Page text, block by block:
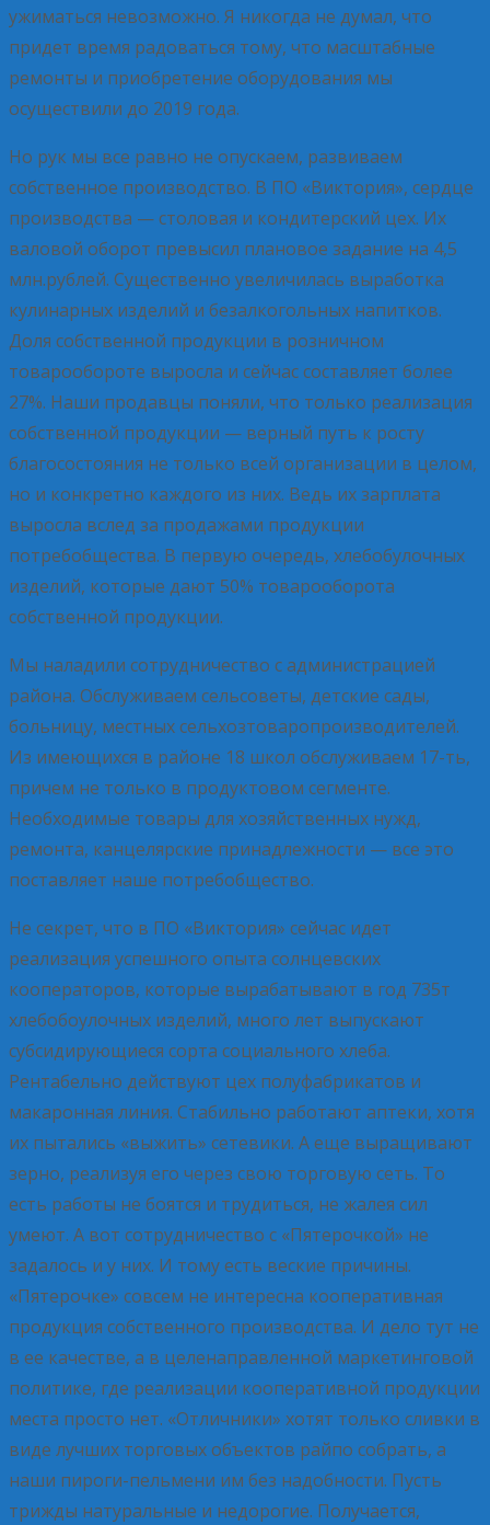
ужиматься невозможно. Я никогда не думал, что
придет время радоваться тому, что масштабные
ремонты и приобретение оборудования мы
осуществили до 2019 года.
Но рук мы все равно не опускаем, развиваем
собственное производство. В ПО «Виктория», сердце
производства — столовая и кондитерский цех. Их
валовой оборот превысил плановое задание на 4,5
млн.рублей. Существенно увеличилась выработка
кулинарных изделий и безалкогольных напитков.
Доля собственной продукции в розничном
товарообороте выросла и сейчас составляет более
27%. Наши продавцы поняли, что только реализация
собственной продукции — верный путь к росту
благосостояния не только всей организации в целом,
но и конкретно каждого из них. Ведь их зарплата
выросла вслед за продажами продукции
потребобщества. В первую очередь, хлебобулочных
изделий, которые дают 50% товарооборота
собственной продукции.
Мы наладили сотрудничество с администрацией
района. Обслуживаем сельсоветы, детские сады,
больницу, местных сельхозтоваропроизводителей.
Из имеющихся в районе 18 школ обслуживаем 17-ть,
причем не только в продуктовом сегменте.
Необходимые товары для хозяйственных нужд,
ремонта, канцелярские принадлежности — все это
поставляет наше потребобщество.
Не секрет, что в ПО «Виктория» сейчас идет
реализация успешного опыта солнцевских
кооператоров, которые вырабатывают в год 735т
хлебобоулочных изделий, много лет выпускают
субсидирующиеся сорта социального хлеба.
Рентабельно действуют цех полуфабрикатов и
макаронная линия. Стабильно работают аптеки, хотя
их пытались «выжить» сетевики. А еще выращивают
зерно, реализуя его через свою торговую сеть. То
есть работы не боятся и трудиться, не жалея сил
умеют. А вот сотрудничество с «Пятерочкой» не
задалось и у них. И тому есть веские причины.
«Пятерочке» совсем не интересна кооперативная
продукция собственного производства. И дело тут не
в ее качестве, а в целенаправленной маркетинговой
политике, где реализации кооперативной продукции
места просто нет. «Отличники» хотят только сливки в
виде лучших торговых объектов райпо собрать, а
наши пироги-пельмени им без надобности. Пусть
трижды натуральные и недорогие. Получается,